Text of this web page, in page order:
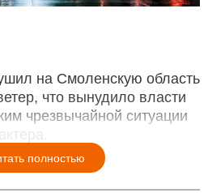
на Смоленскую область
что вынудило власти
чрезвычайной ситуации
полностью